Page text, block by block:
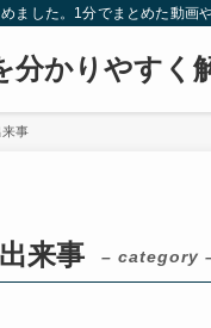
ました。1分でまとめた動画
分かりやすく
事
来事 – category